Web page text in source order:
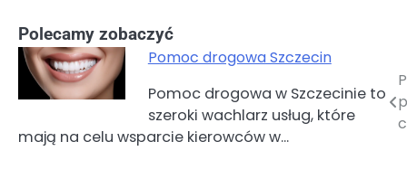
Polecamy zobaczyć
Pomoc drogowa Szczecin
Pomoc drogowa w Szczecinie to
szeroki wachlarz usług, które
mają na celu wsparcie kierowców w…
Nawigacja